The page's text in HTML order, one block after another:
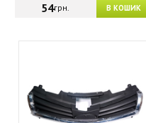
В КОШИК
54грн.